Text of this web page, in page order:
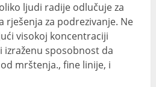
ljudi radije odlučuje za
rješenja za podrezivanje. Ne
visokoj koncentraciji
izraženu sposobnost da
mrštenja., fine linije, i